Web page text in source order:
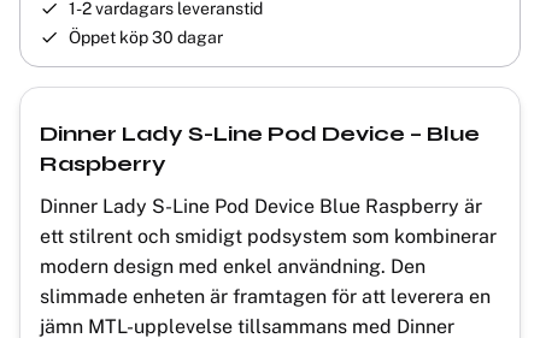
1-2 vardagars leveranstid
Öppet köp 30 dagar
Dinner Lady S-Line Pod Device – Blue
Raspberry
Dinner Lady S-Line Pod Device Blue Raspberry är
ett stilrent och smidigt podsystem som kombinerar
modern design med enkel användning. Den
slimmade enheten är framtagen för att leverera en
jämn MTL-upplevelse tillsammans med Dinner